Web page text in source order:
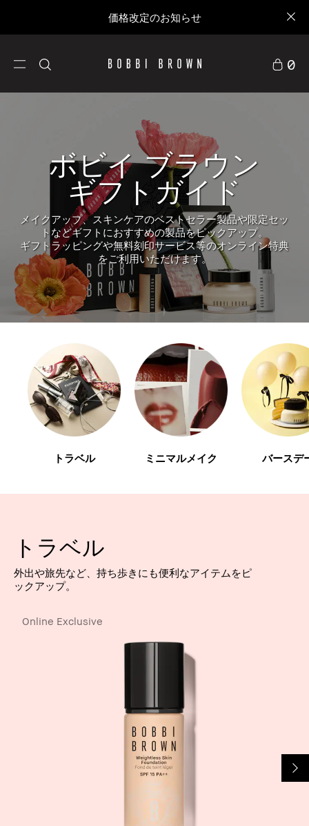
価格改定のお知らせ
0
ボビイ ブラウン
ギフトガイド
メイクアップ、スキンケアのベストセラー製品や限定セッ
トなどギフトにおすすめの製品をピックアップ。
ギフトラッピングや無料刻印サービス等のオンライン特典
をご利用いただけます。
トラベル ミニマルメイク バースデ
トラベル
外出や旅先など、持ち歩きにも便利なアイテムをピ
ックアップ。
Online Exclusive